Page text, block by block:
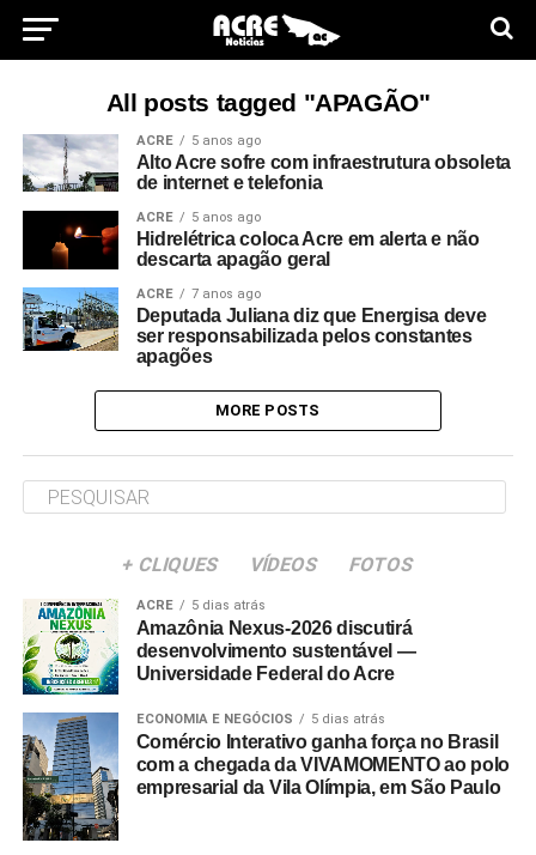
All posts tagged "APAGÃO"
ACRE 5 anos ago
Alto Acre sofre com infraestrutura obsoleta
de internet e telefonia
ACRE 5 anos ago
Hidrelétrica coloca Acre em alerta e não
descarta apagão geral
ACRE 7 anos ago
Deputada Juliana diz que Energisa deve
ser responsabilizada pelos constantes
apagões
MORE POSTS
+ CLIQUES VÍDEOS FOTOS
ACRE 5 dias atrás
Amazônia Nexus-2026 discutirá
desenvolvimento sustentável —
Universidade Federal do Acre
ECONOMIA E NEGÓCIOS 5 dias atrás
Comércio Interativo ganha força no Brasil
com a chegada da VIVAMOMENTO ao polo
empresarial da Vila Olímpia, em São Paulo